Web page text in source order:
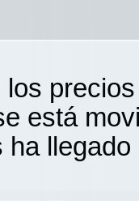
está
ha